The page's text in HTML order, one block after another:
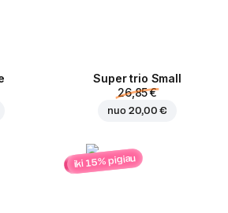
Super trio Small
26,85 €
nuo 20,00 €
iki 15% pigiau